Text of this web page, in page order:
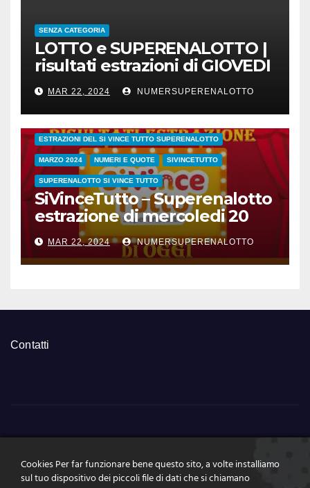
SENZA CATEGORIA
LOTTO e SUPERENALOTTO |
risultati estrazioni di GIOVEDI
21 marzo 2024
MAR 22, 2024 NUMERSUPERENALOTTO
CONC.212 MERCOLEDI 20 MARZO 2024
ESTRAZIONI DEL SI VINCE TUTTO SUPERENALOTTO
MARZO 2024 NUMERI E QUOTE SIVINCETUTTO
SUPERENALOTTO SI VINCE TUTTO
SiVinceTutto – Superenalotto
estrazione di mercoledi 20
marzo 2024 numeri vincenti
e quote
MAR 22, 2024 NUMERSUPERENALOTTO
Contatti
NumeriSuperEnalott
Cookies Per far funzionare bene questo sito, a volte installiamo
sul tuo dispositivo dei piccoli file di dati che si chiamano